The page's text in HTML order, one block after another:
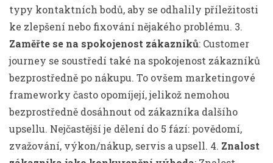
typy kontaktních bodů, aby se odhalily příležitosti
ke zlepšení nebo fixování nějakého problému. 3.
Zaměřte se na spokojenost zákazníků: Customer
journey se soustředí také na spokojenost zákazníků
bezprostředně po nákupu. To ovšem marketingové
frameworky často opomíjejí, jelikož nemohou
bezprostředně dosáhnout od zákazníka dalšího
upsellu. Nejčastější je dělení do 5 fází: povědomí,
zvažování, výkon/nákup, servis a upsell. 4. Znalost